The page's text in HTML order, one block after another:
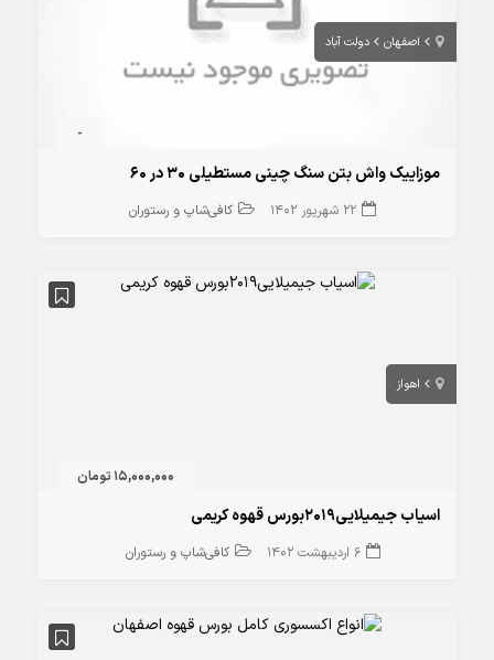
اصفهان دولت آباد
-
موزاییک واش بتن سنگ چینی مستطیلی 30 در 60
22 شهریور 1402 کافی‌شاپ و رستوران
اهواز
15,000,000 تومان
اسیاب جیمیلایی2019بورس قهوه کریمی
6 اردیبهشت 1402 کافی‌شاپ و رستوران